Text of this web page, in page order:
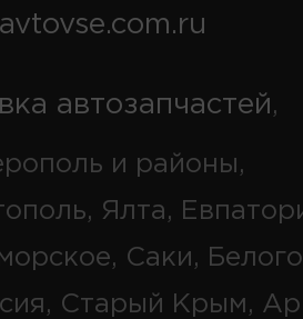
автозапчастей,
и районы,
Ялта,
Саки,
Старый Крым,